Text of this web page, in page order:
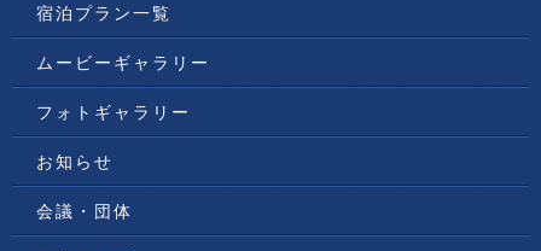
宿泊プラン一覧
ムービーギャラリー
フォトギャラリー
お知らせ
会議・団体